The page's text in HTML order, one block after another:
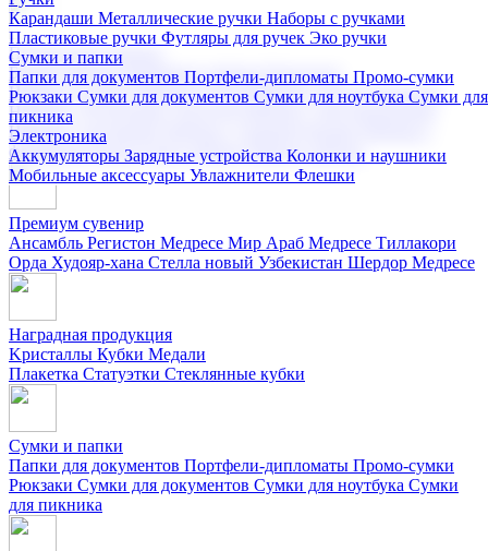
Карандаши Металлические ручки Наборы с ручками
Пластиковые ручки Футляры для ручек Эко ручки
Сумки и папки
Папки для документов Портфели-дипломаты Промо-сумки
Рюкзаки Сумки для документов Сумки для ноутбука Сумки для
пикника
Электроника
Аккумуляторы Зарядные устройства Колонки и наушники
Мобильные аксессуары Увлажнители Флешки
Подарочные наборы
Бизнес наборыКофейные наборы Кошельки
Наборы из кожиНаборы ручекНаборы с аккумуляторами
Наборы с бутылками для воды
Наборы с ежедневниками
Наборы с кружками
флешкамиНовогодние наборыЧайные наборы
Премиум сувенир
Ансамбль Регистон Медресе Мир Араб Медресе Тиллакори
Орда Худояр-хана Стелла новый Узбекистан Шердор Медресе
Наградная продукция
Kристаллы Кубки Медали
Плакетка Статуэтки Стеклянные кубки
Сумки и папки
Папки для документов Портфели-дипломаты Промо-сумки
Рюкзаки Сумки для документов Сумки для ноутбука Сумки
для пикника